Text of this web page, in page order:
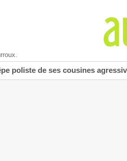
poliste de ses cousines